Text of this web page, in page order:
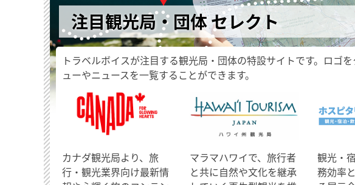
注目観光局・団体 セレクト
トラベルボイスが注目する観光局・団体の特設サイトです。ロゴ
ューやニュースを一覧することができます。
​カナダ観光局より、旅
行・観光業界向け最新情
マラマハワイで、旅行者
と共に自然や文化を継承
観光・
務効率